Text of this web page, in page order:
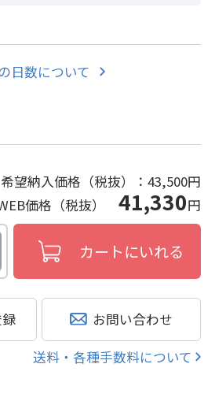
日数について
希望納入価格（税抜）：43,500円
価格（税抜）41,330円
お問い合わせ
送料・各種手数料について